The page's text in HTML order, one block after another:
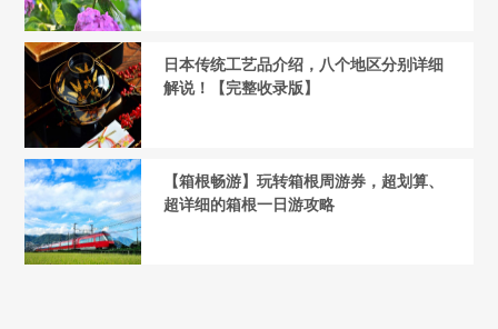
日本传统工艺品介绍，八个地区分别详细
解说！【完整收录版】
【箱根畅游】玩转箱根周游券，超划算、
超详细的箱根一日游攻略